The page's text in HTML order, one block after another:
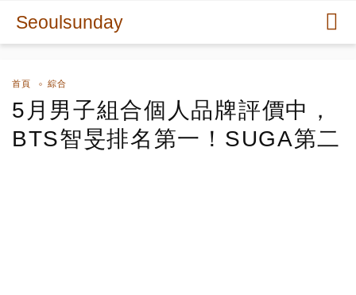
Seoulsunday
首頁 綜合
5月男子組合個人品牌評價中，
BTS智旻排名第一！SUGA第二